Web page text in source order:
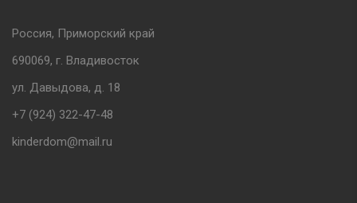
Россия, Приморский край
690069, г. Владивосток
ул. Давыдова, д. 18
+7 (924) 322-47-48
kinderdom@mail.ru